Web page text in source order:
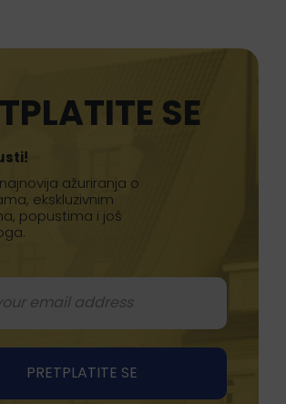
SE
ažuriranja o
ekskluzivnim
popustima i još